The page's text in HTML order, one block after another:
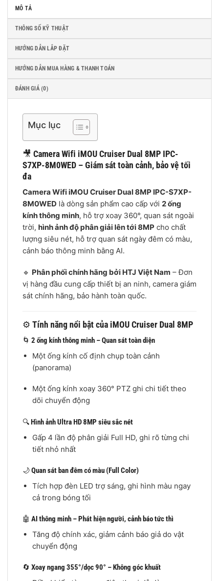
MÔ TẢ
THÔNG SỐ KỸ THUẬT
HƯỚNG DẪN LẮP ĐẶT
HƯỚNG DẪN MUA HÀNG & THANH TOÁN
ĐÁNH GIÁ (0)
Mục lục
🎥 Camera Wifi iMOU Cruiser Dual 8MP IPC-
S7XP-8M0WED – Giám sát toàn cảnh, bảo vệ tối
đa
Camera Wifi iMOU Cruiser Dual 8MP IPC-S7XP-
8M0WED là dòng sản phẩm cao cấp với 2 ống
kính thông minh, hỗ trợ xoay 360°, quan sát ngoài
trời, hình ảnh độ phân giải lên tới 8MP cho chất
lượng siêu nét, hỗ trợ quan sát ngày đêm có màu,
cảnh báo thông minh bằng AI.
🔹 Phân phối chính hãng bởi HTJ Việt Nam – Đơn
vị hàng đầu cung cấp thiết bị an ninh, camera giám
sát chính hãng, bảo hành toàn quốc.
⚙️ Tính năng nổi bật của iMOU Cruiser Dual 8MP
🌀 2 ống kính thông minh – Quan sát toàn diện
Một ống kính cố định chụp toàn cảnh
(panorama)
Một ống kính xoay 360° PTZ ghi chi tiết theo
dõi chuyển động
🔍Hình ảnh Ultra HD 8MP siêu sắc nét
Gấp 4 lần độ phân giải Full HD, ghi rõ từng chi
tiết nhỏ nhất
🌙 Quan sát ban đêm có màu (Full Color)
Tích hợp đèn LED trợ sáng, ghi hình màu ngay
cả trong bóng tối
🤖 AI thông minh – Phát hiện người, cảnh báo tức thì
Tăng độ chính xác, giảm cảnh báo giả do vật
chuyển động
🔄 Xoay ngang 355°/dọc 90° – Không góc khuất